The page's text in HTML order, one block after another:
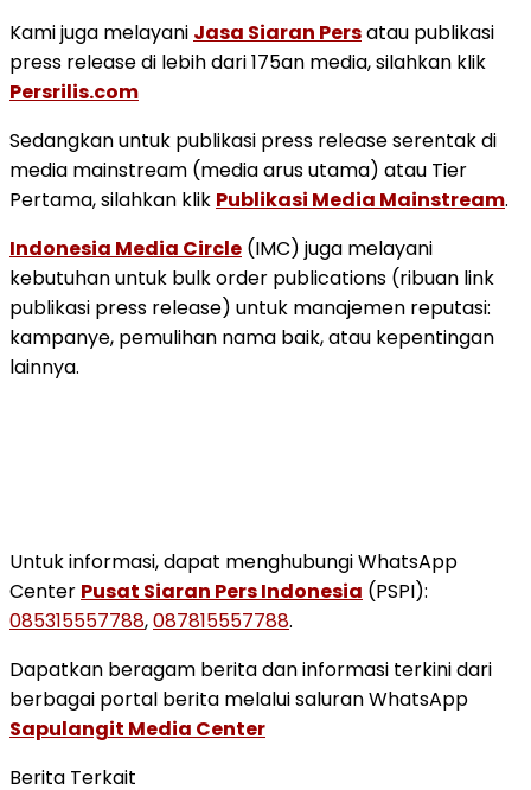
Kami juga melayani Jasa Siaran Persatau publikasi
press release di lebih dari 175an media, silahkan klik
Persrilis.com
Sedangkan untuk publikasi press release serentak di
media mainstream (media arus utama) atau Tier
Pertama, silahkan klik Publikasi Media Mainstream.
Indonesia Media Circle (IMC) juga melayani
kebutuhan untuk bulk order publications (ribuan link
publikasi press release) untuk manajemen reputasi:
kampanye, pemulihan nama baik, atau kepentingan
lainnya.
Untuk informasi, dapat menghubungi WhatsApp
Center Pusat Siaran Pers Indonesia (PSPI):
085315557788,087815557788.
Dapatkan beragam berita dan informasi terkini dari
berbagai portal berita melalui saluran WhatsApp
Sapulangit Media Center
Berita Terkait